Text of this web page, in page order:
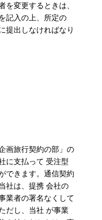
を変更するときは、
記入の上、所定の
提出しなければなり
画旅行契約の部」の
に支払って 受注型
できます。通信契約
社は、提携 会社の
業者の署名なくして
だし、当社 が事業